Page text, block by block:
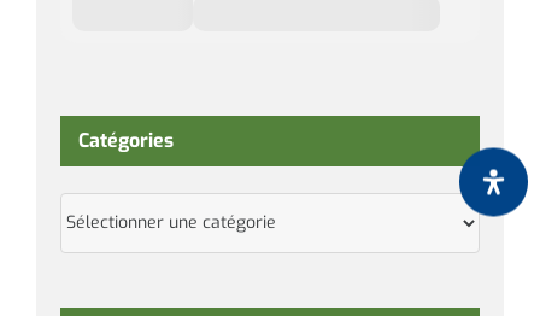
Catégories
Catégories